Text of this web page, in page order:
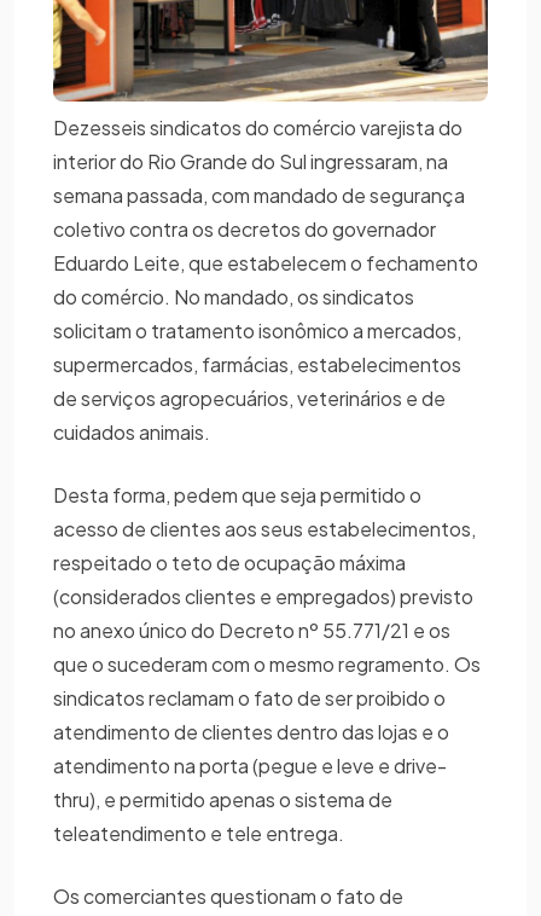
Dezesseis sindicatos do comércio varejista do
interior do Rio Grande do Sul ingressaram, na
semana passada, com mandado de segurança
coletivo contra os decretos do governador
Eduardo Leite, que estabelecem o fechamento
do comércio. No mandado, os sindicatos
solicitam o tratamento isonômico a mercados,
supermercados, farmácias, estabelecimentos
de serviços agropecuários, veterinários e de
cuidados animais.
Desta forma, pedem que seja permitido o
acesso de clientes aos seus estabelecimentos,
respeitado o teto de ocupação máxima
(considerados clientes e empregados) previsto
no anexo único do Decreto nº 55.771/21 e os
que o sucederam com o mesmo regramento. Os
sindicatos reclamam o fato de ser proibido o
atendimento de clientes dentro das lojas e o
atendimento na porta (pegue e leve e drive-
thru), e permitido apenas o sistema de
teleatendimento e tele entrega.
Os comerciantes questionam o fato de